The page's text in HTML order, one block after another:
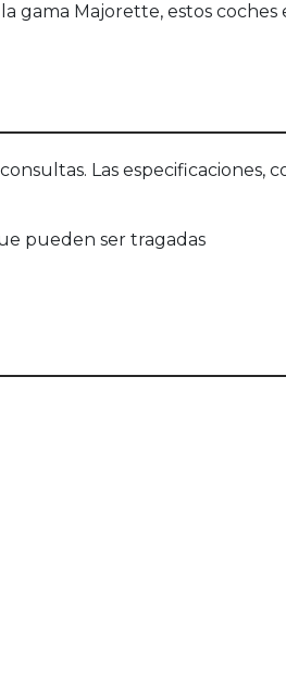
gama Majorette, estos coches
Las especificaciones,
pueden ser tragadas